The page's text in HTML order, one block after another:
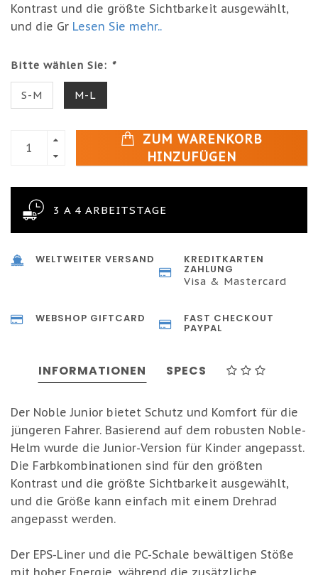
Kontrast und die größte Sichtbarkeit ausgewählt,
und die Gr Lesen Sie mehr..
Bitte wählen Sie: *
S-M M-L
ZUM WARENKORB
HINZUFÜGEN
3 A 4 ARBEITSTAGE
WELTWEITER VERSAND KREDITKARTEN
ZAHLUNG
Visa & Mastercard
WEBSHOP GIFTCARD FAST CHECKOUT
PAYPAL
INFORMATIONEN SPECS
Der Noble Junior bietet Schutz und Komfort für die
jüngeren Fahrer. Basierend auf dem robusten Noble-
Helm wurde die Junior-Version für Kinder angepasst.
Die Farbkombinationen sind für den größten
Kontrast und die größte Sichtbarkeit ausgewählt,
und die Größe kann einfach mit einem Drehrad
angepasst werden.
Der EPS-Liner und die PC-Schale bewältigen Stöße